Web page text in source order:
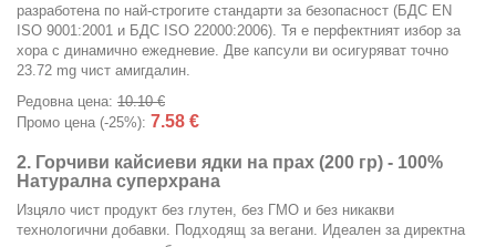
разработена по най-строгите стандарти за безопасност (БДС EN
ISO 9001:2001 и БДС ISO 22000:2006). Тя е перфектният избор за
хора с динамично ежедневие. Две капсули ви осигуряват точно
23.72 mg чист амигдалин.
Редовна цена: 10.10 €
Промо цена (-25%): 7.58 €
2. Горчиви кайсиеви ядки на прах (200 гр) - 100%
Натурална суперхрана
Изцяло чист продукт без глутен, без ГМО и без никакви
технологични добавки. Подходящ за вегани. Идеален за директна